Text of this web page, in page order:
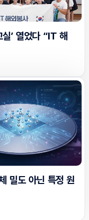
’ 열었다 “IT 해
밀도 아닌 특정 원